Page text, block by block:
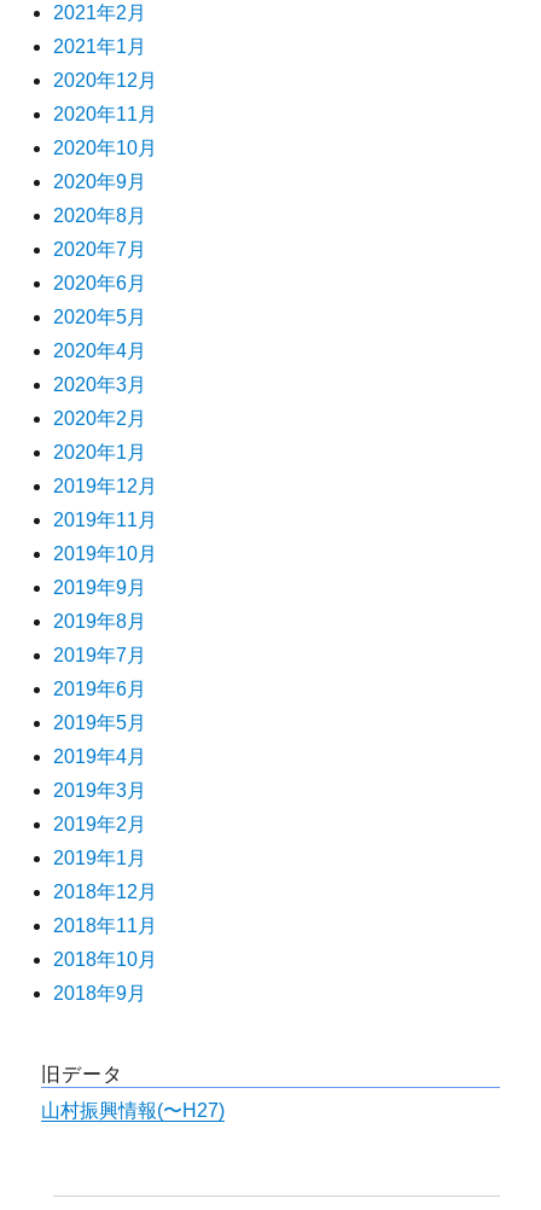
2021年2月
2021年1月
2020年12月
2020年11月
2020年10月
2020年9月
2020年8月
2020年7月
2020年6月
2020年5月
2020年4月
2020年3月
2020年2月
2020年1月
2019年12月
2019年11月
2019年10月
2019年9月
2019年8月
2019年7月
2019年6月
2019年5月
2019年4月
2019年3月
2019年2月
2019年1月
2018年12月
2018年11月
2018年10月
2018年9月
旧データ
山村振興情報(〜H27)